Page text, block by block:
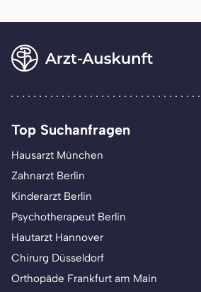
Top Suchanfragen
Hausarzt München
Zahnarzt Berlin
Kinderarzt Berlin
Psychotherapeut Berlin
Hautarzt Hannover
Chirurg Düsseldorf
Orthopäde Frankfurt am Main